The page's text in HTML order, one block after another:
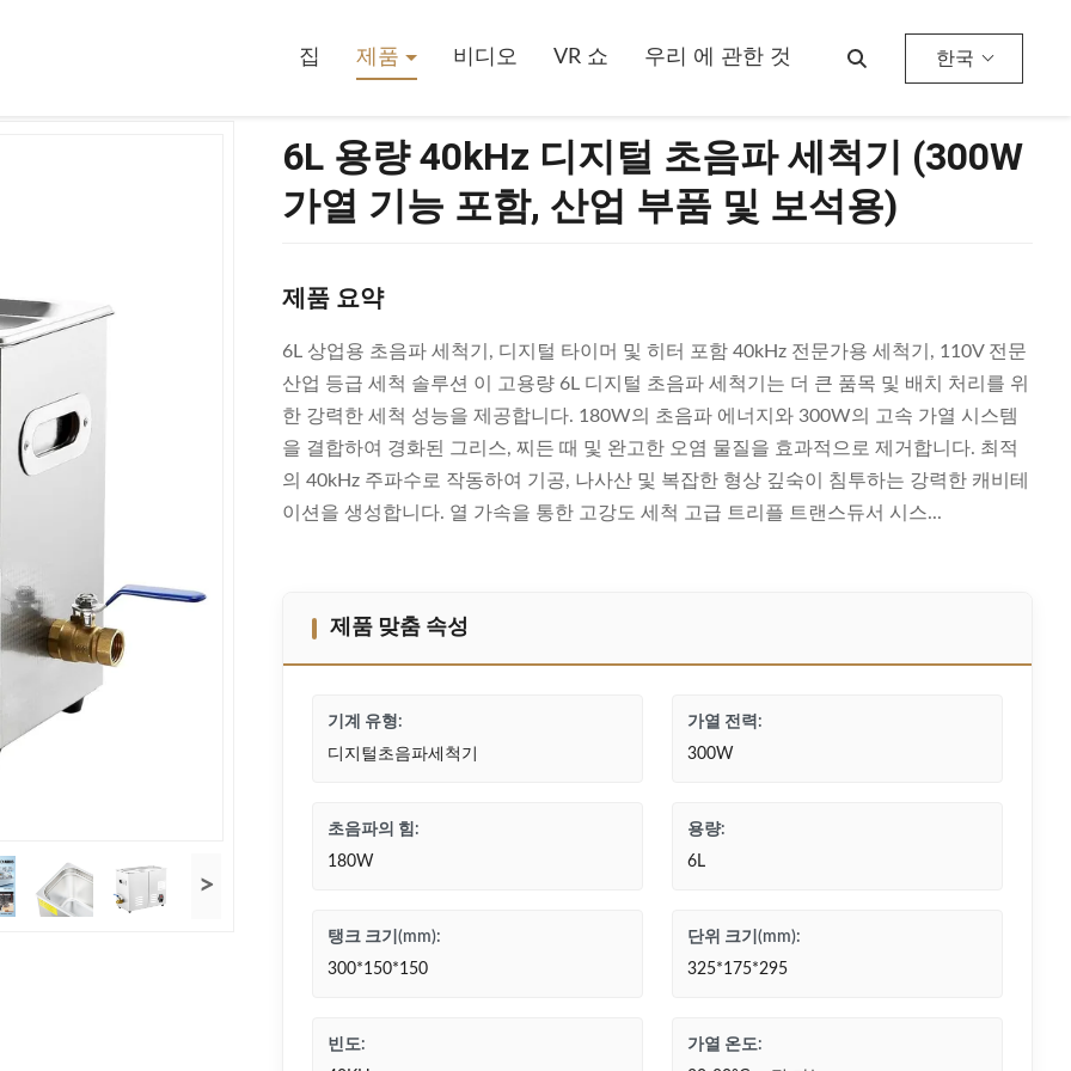
집 제품 비디오 VR 쇼 우리 에 관한 것 한국
>
6L 용량 40kHz 디지털 초음파 세척기 (300W
가열 기능 포함, 산업 부품 및 보석용)
제품 요약
6L 상업용 초음파 세척기, 디지털 타이머 및 히터 포함 40kHz 전문가용 세척기, 110V 전문
산업 등급 세척 솔루션 이 고용량 6L 디지털 초음파 세척기는 더 큰 품목 및 배치 처리를 위
한 강력한 세척 성능을 제공합니다. 180W의 초음파 에너지와 300W의 고속 가열 시스템
을 결합하여 경화된 그리스, 찌든 때 및 완고한 오염 물질을 효과적으로 제거합니다. 최적
의 40kHz 주파수로 작동하여 기공, 나사산 및 복잡한 형상 깊숙이 침투하는 강력한 캐비테
이션을 생성합니다. 열 가속을 통한 고강도 세척 고급 트리플 트랜스듀서 시스...
제품 맞춤 속성
기계 유형:
디지털초음파세척기
가열 전력:
300W
초음파의 힘:
180W
용량:
6L
탱크 크기(mm):
300*150*150
단위 크기(mm):
325*175*295
빈도:
가열 온도: